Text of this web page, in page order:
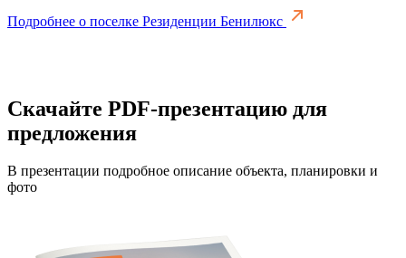
Подробнее о поселке Резиденции Бенилюкс
Скачайте PDF-презентацию для
предложения
В презентации подробное описание объекта, планировки и
фото